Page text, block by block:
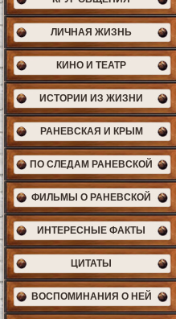
ЛИЧНАЯ ЖИЗНЬ
КИНО И ТЕАТР
ИСТОРИИ ИЗ ЖИЗНИ
РАНЕВСКАЯ И КРЫМ
ПО СЛЕДАМ РАНЕВСКОЙ
ФИЛЬМЫ О РАНЕВСКОЙ
ИНТЕРЕСНЫЕ ФАКТЫ
ЦИТАТЫ
ВОСПОМИНАНИЯ О НЕЙ